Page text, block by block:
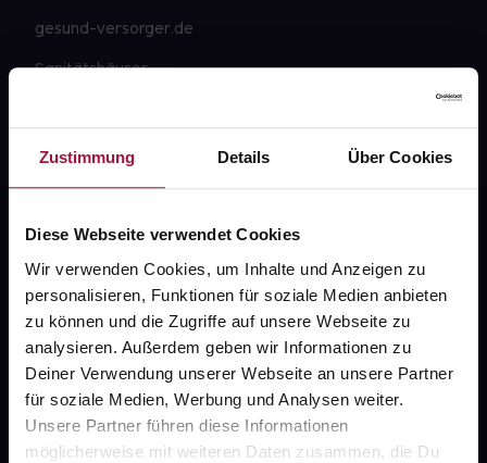
Zustimmung Details Über Cookies
Diese Webseite verwendet Cookies
Wir verwenden Cookies, um Inhalte und Anzeigen zu
personalisieren, Funktionen für soziale Medien anbieten
zu können und die Zugriffe auf unsere Webseite zu
analysieren. Außerdem geben wir Informationen zu
Deiner Verwendung unserer Webseite an unsere Partner
für soziale Medien, Werbung und Analysen weiter.
Unsere Partner führen diese Informationen
möglicherweise mit weiteren Daten zusammen, die Du
gesund-versorger.de
Sanitätshäuser
AGB
Impressum
Unsere Vorteile
Ausgewählte Wunschprodukte sofort abholbereit
Lieferung für sofort verfügbare Artikel meist am
selben Tag möglich
Freie Wahl der Apotheke